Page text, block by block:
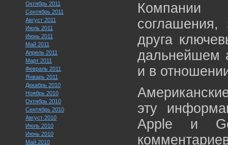
Октябрь 2011
Сентябрь 2011
Август 2011
Июль 2011
Июнь 2011
Май 2011
Апрель 2011
Март 2011
Февраль 2011
Январь 2011
Декабрь 2010
Ноябрь 2010
Октябрь 2010
Сентябрь 2010
Август 2010
Июль 2010
Июнь 2010
Май 2010
Компании
друга
дальнейшем
и в
эту
Apple и